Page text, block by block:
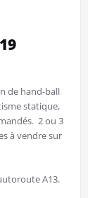
de hand-ball
statique,
2 ou 3
à vendre sur
A13.